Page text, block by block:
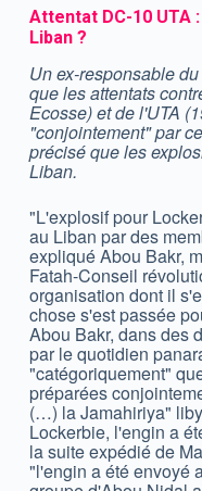
Attentat DC-10 UTA
Liban ?
Un ex-responsable
que les attentats
Ecosse) et de l'UTA
"conjointement" par
précisé que les
Liban.
"L'explosif pour
au Liban par des
expliqué Abou Bakr,
Fatah-Conseil
organisation dont il
chose s'est passée
Abou Bakr, dans des
par le quotidien
"catégoriquement"
préparées
(…) la Jamahiriya"
Lockerbie, l'engin a
la suite expédié de
"l'engin a été envoyé